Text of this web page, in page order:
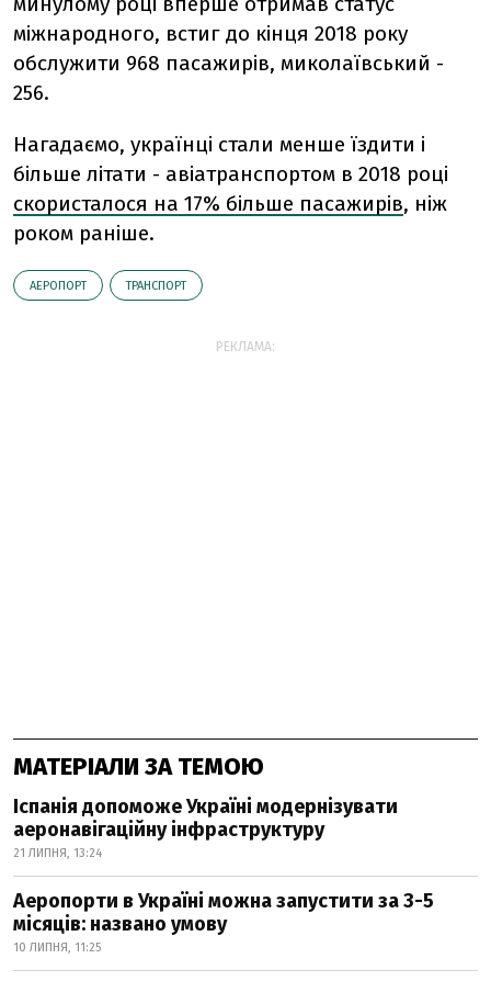
міжнародного, встиг до кінця 2018 року
обслужити 968 пасажирів, миколаївський -
256.
Нагадаємо, українці стали менше їздити і
більше літати - авіатранспортом в 2018 році
скористалося на 17% більше пасажирів, ніж
роком раніше.
АЕРОПОРТ ТРАНСПОРТ
РЕКЛАМА:
МАТЕРІАЛИ ЗА ТЕМОЮ
Іспанія допоможе Україні модернізувати
аеронавігаційну інфраструктуру
21 ЛИПНЯ, 13:24
Аеропорти в Україні можна запустити за 3-5
місяців: названо умову
10 ЛИПНЯ, 11:25